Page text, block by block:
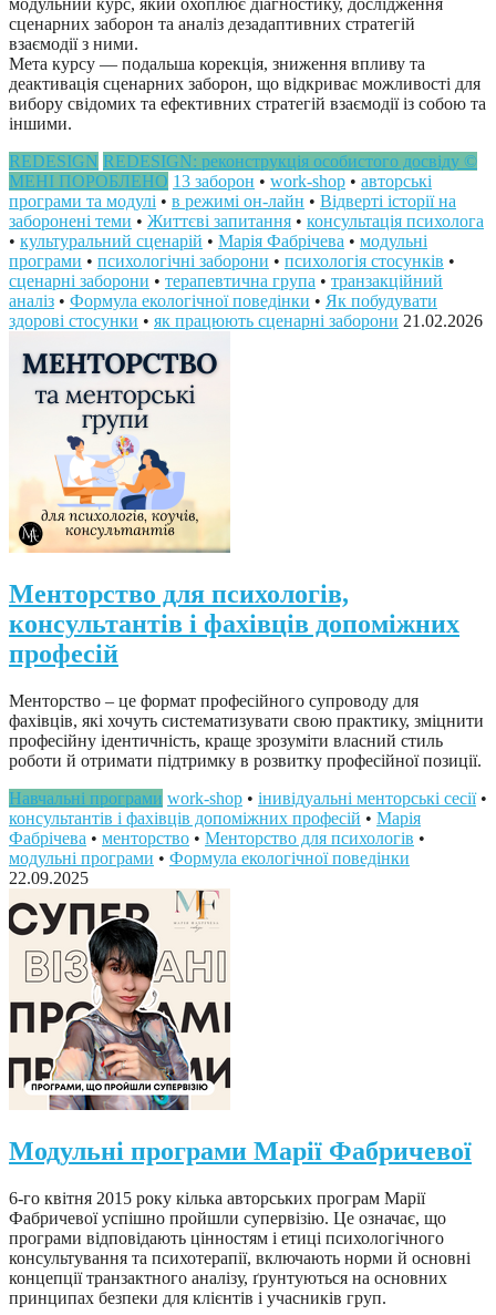
модульний курс, який охоплює діагностику, дослідження
сценарних заборон та аналіз дезадаптивних стратегій
взаємодії з ними.
Мета курсу — подальша корекція, зниження впливу та
деактивація сценарних заборон, що відкриває можливості для
вибору свідомих та ефективних стратегій взаємодії із собою та
іншими.
REDESIGN REDESIGN: реконструкція особистого досвіду ©
МЕНІ ПОРОБЛЕНО 13 заборон • work-shop • авторські
програми та модулі • в режимі он-лайн • Відверті історії на
заборонені теми • Життєві запитання • консультація психолога
• культуральний сценарій • Марія Фабрічева • модульні
програми • психологічні заборони • психологія стосунків •
сценарні заборони • терапевтична група • транзакційний
аналіз • Формула екологічної поведінки • Як побудувати
здорові стосунки • як працюють сценарні заборони 21.02.2026
Менторство для психологів,
консультантів і фахівців допоміжних
професій
Менторство – це формат професійного супроводу для
фахівців, які хочуть систематизувати свою практику, зміцнити
професійну ідентичність, краще зрозуміти власний стиль
роботи й отримати підтримку в розвитку професійної позиції.
Навчальні програми work-shop • інивідуальні менторські сесії•
консультантів і фахівців допоміжних професій • Марія
Фабрічева • менторство • Менторство для психологів •
модульні програми • Формула екологічної поведінки
22.09.2025
Модульні програми Марії Фабричевої
6-го квітня 2015 року кілька авторських програм Марії
Фабричевої успішно пройшли супервізію. Це означає, що
програми відповідають цінностям і етиці психологічного
консультування та психотерапії, включають норми й основні
концепції транзактного аналізу, ґрунтуються на основних
принципах безпеки для клієнтів і учасників груп.